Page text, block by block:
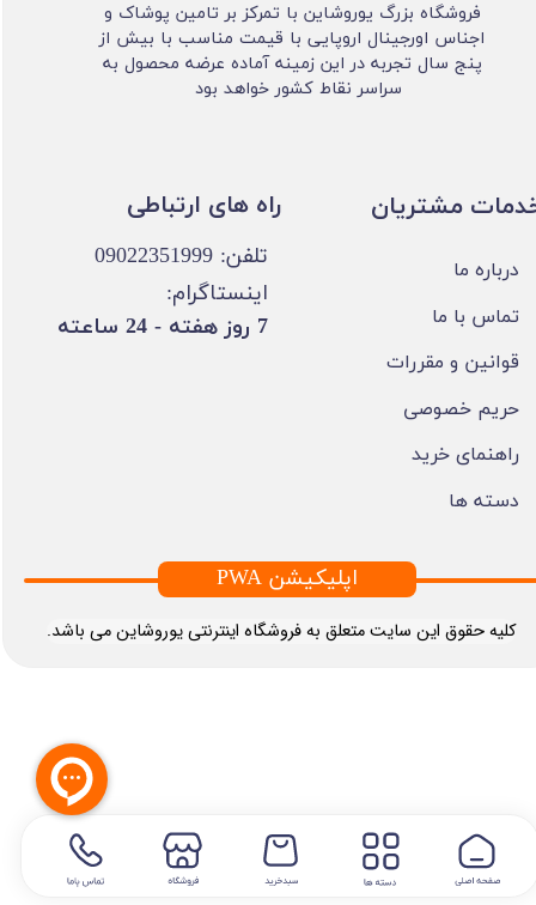
فروشگاه بزرگ یوروشاین با تمرکز بر تامین پوشاک و
اجناس اورجینال اروپایی با قیمت مناسب با بیش از
پنج سال تجربه در این زمینه آماده عرضه محصول به
سراسر نقاط کشور خواهد بود
​کلیه حقوق این سایت متعلق به فروشگاه اینترنتی یوروشاین می باشد.
مشتریان
درباره ما
تماس با ما
قوانین و مقررات
حریم خصوصی
راهنمای خرید
دسته ها
تلفن: 09022351999
اینستاگرام:
​7 روز هفته - 24 ساعته ​​​​​​​
PWA اپلیکیشن
​​راه های ارتباطی